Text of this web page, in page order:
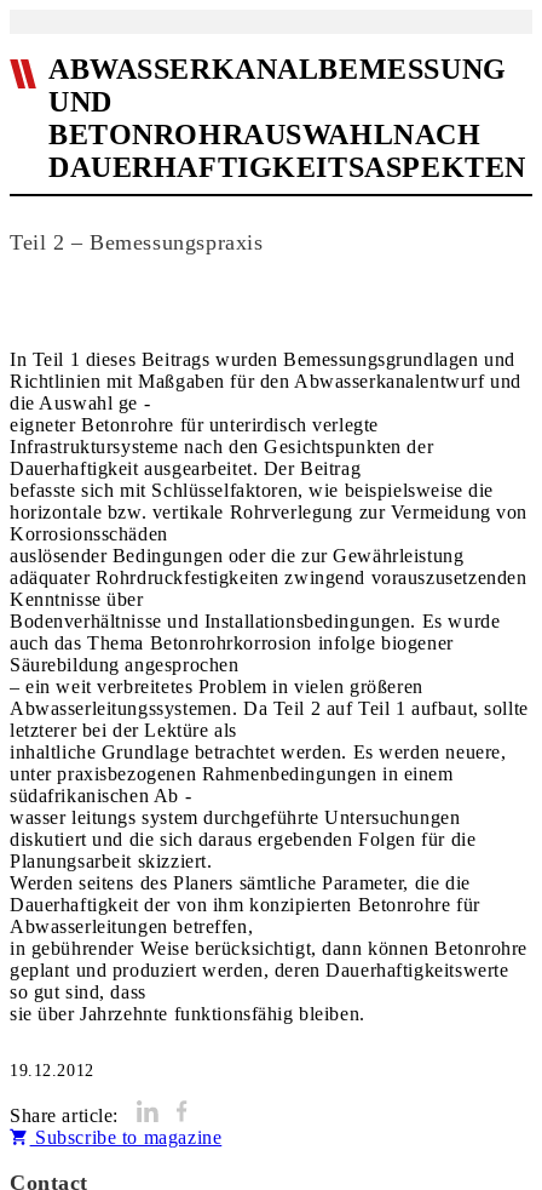
ABWASSERKANALBEMESSUNG
UND
BETONROHRAUSWAHLNACH
DAUERHAFTIGKEITSASPEKTEN
Teil 2 – Bemessungspraxis
In Teil 1 dieses Beitrags wurden Bemessungsgrundlagen und
Richtlinien mit Maßgaben für den Abwasserkanalentwurf und
die Auswahl ge -
eigneter Betonrohre für unterirdisch verlegte
Infrastruktursysteme nach den Gesichtspunkten der
Dauerhaftigkeit ausgearbeitet. Der Beitrag
befasste sich mit Schlüsselfaktoren, wie beispielsweise die
horizontale bzw. vertikale Rohrverlegung zur Vermeidung von
Korrosionsschäden
auslösender Bedingungen oder die zur Gewährleistung
adäquater Rohrdruckfestigkeiten zwingend vorauszusetzenden
Kenntnisse über
Bodenverhältnisse und Installationsbedingungen. Es wurde
auch das Thema Betonrohrkorrosion infolge biogener
Säurebildung angesprochen
– ein weit verbreitetes Problem in vielen größeren
Abwasserleitungssystemen. Da Teil 2 auf Teil 1 aufbaut, sollte
letzterer bei der Lektüre als
inhaltliche Grundlage betrachtet werden. Es werden neuere,
unter praxisbezogenen Rahmenbedingungen in einem
südafrikanischen Ab -
wasser leitungs system durchgeführte Untersuchungen
diskutiert und die sich daraus ergebenden Folgen für die
Planungsarbeit skizziert.
Werden seitens des Planers sämtliche Parameter, die die
Dauerhaftigkeit der von ihm konzipierten Betonrohre für
Abwasserleitungen betreffen,
in gebührender Weise berücksichtigt, dann können Betonrohre
geplant und produziert werden, deren Dauerhaftigkeitswerte
so gut sind, dass
sie über Jahrzehnte funktionsfähig bleiben.
19.12.2012
Share article:
Subscribe to magazine
Contact